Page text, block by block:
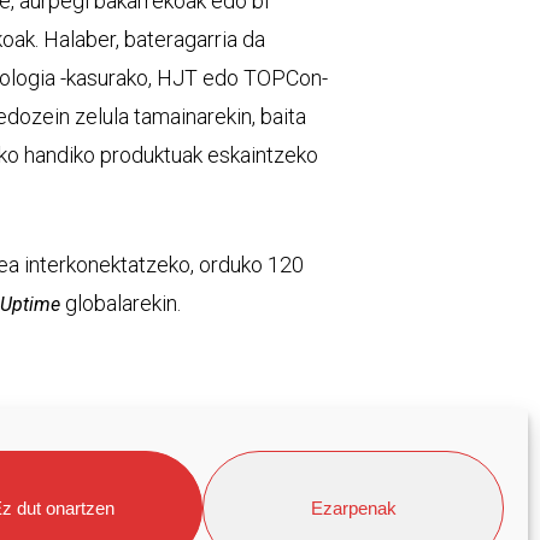
dut onartzen Ezarpenak
Halaber, bateragarria da
-kasurako, HJT edo TOPCon-
zelula tamainarekin, baita
handiko produktuak eskaintzeko
interkonektatzeko, orduko 120
Uptime globalarekin.
eskaintzeko ari da lanean
osoko laguntza integrala eskainiz